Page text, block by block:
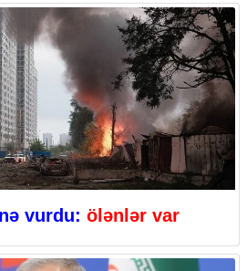
vurdu: ölənlər var